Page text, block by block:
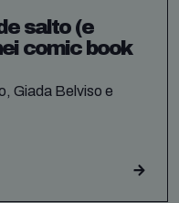
salto (e
comic book
Giada Belviso e